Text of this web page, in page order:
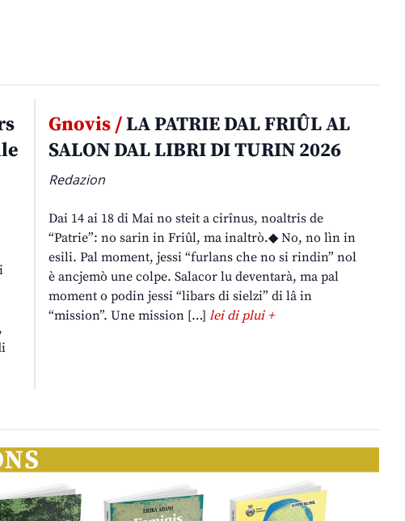
Gnovis /LA PATRIE DAL FRIÛL AL
SALON DAL LIBRI DI TURIN 2026
Redazion
Dai 14 ai 18 di Mai no steit a cirînus, noaltris de
“Patrie”: no sarin in Friûl, ma inaltrò.◆ No, no lìn in
esili. Pal moment, jessi “furlans che no si rindin” nol
è ancjemò une colpe. Salacor lu deventarà, ma pal
moment o podin jessi “libars di sielzi” di lâ in
“mission”. Une mission […]lei di plui +